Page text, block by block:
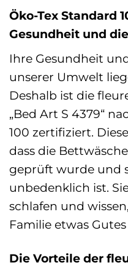
Öko-Tex Standard
Gesundheit und
Ihre Gesundheit
unserer Umwelt
Deshalb ist die
„Bed Art S 4379“
100 zertifiziert.
dass die
geprüft wurde und
unbedenklich ist.
schlafen und
Familie etwas
Die Vorteile der